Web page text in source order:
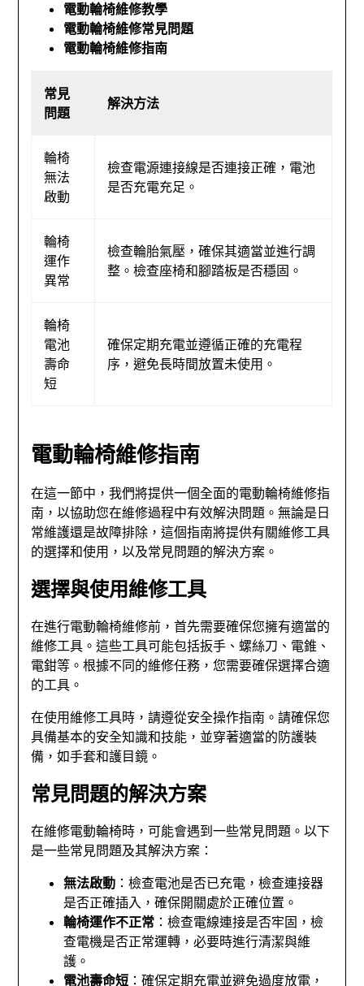
電動輪椅維修教學
電動輪椅維修常見問題
電動輪椅維修指南
常見
問題
解決方法
輪椅
無法
啟動
檢查電源連接線是否連接正確，電池
是否充電充足。
輪椅
運作
異常
檢查輪胎氣壓，確保其適當並進行調
整。檢查座椅和腳踏板是否穩固。
輪椅
電池
壽命
短
確保定期充電並遵循正確的充電程
序，避免長時間放置未使用。
電動輪椅維修指南
在這一節中，我們將提供一個全面的電動輪椅維修指
南，以協助您在維修過程中有效解決問題。無論是日
常維護還是故障排除，這個指南將提供有關維修工具
的選擇和使用，以及常見問題的解決方案。
選擇與使用維修工具
在進行電動輪椅維修前，首先需要確保您擁有適當的
維修工具。這些工具可能包括扳手、螺絲刀、電錐、
電鉗等。根據不同的維修任務，您需要確保選擇合適
的工具。
在使用維修工具時，請遵從安全操作指南。請確保您
具備基本的安全知識和技能，並穿著適當的防護裝
備，如手套和護目鏡。
常見問題的解決方案
在維修電動輪椅時，可能會遇到一些常見問題。以下
是一些常見問題及其解決方案：
無法啟動 ：檢查電池是否已充電，檢查連接器
是否正確插入，確保開關處於正確位置。
輪椅運作不正常 ：檢查電線連接是否牢固，檢
查電機是否正常運轉，必要時進行清潔與維
護。
電池壽命短 ：確保定期充電並避免過度放電，